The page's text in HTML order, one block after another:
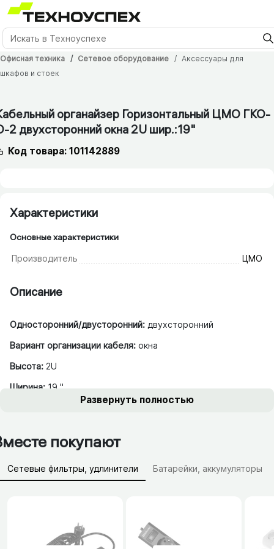
Офисная техника Сетевое оборудование
Аксессуары для
шкафов и стоек
органайзер Горизонтальный ЦМО ГКО-
2 двухсторонний окна 2U шир.:19"
Код товара: 101142889
Характеристики
Основные характеристики
Производитель ЦМО
Описание
Односторонний/двусторонний: двухсторонний
Вариант организации кабеля: окна
Высота: 2U
Ширина: 19 "
Развернуть полностью
покупают
Сетевые фильтры, удлинители Батарейки, аккумуляторы